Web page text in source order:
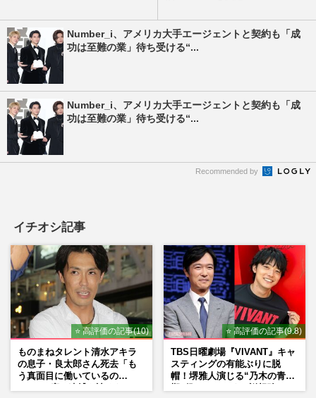
Number_i、アメリカ大手エージェントと契約も「成
功は至難の業」待ち受ける“...
Number_i、アメリカ大手エージェントと契約も「成
功は至難の業」待ち受ける“...
Recommended by
イチオシ記事
⭐ 高評価の記事(10)
ものまねタレント清水アキラ
の息子・良太郎さん死去「も
う真面目に働いているの
⭐ 高評価の記事(9.8)
TBS日曜劇場『VIVANT』キャ
スティングの有能ぶりに脱
帽！堺雅人演じる“乃木の青年